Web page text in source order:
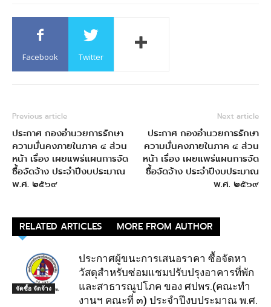
Facebook Twitter
Previous article
ประกาศ กองอํานวยการรักษา
ความมั่นคงภายในภาค ๔ ส่วน
หน้า เรื่อง เผยแพร่แผนการจัด
ซื้อจัดจ้าง ประจําปีงบประมาณ
พ.ศ. ๒๕๖๙
Next article
ประกาศ กองอํานวยการรักษา
ความมั่นคงภายในภาค ๔ ส่วน
หน้า เรื่อง เผยแพร่แผนการจัด
ซื้อจัดจ้าง ประจําปีงบประมาณ
พ.ศ. ๒๕๖๙
RELATED ARTICLES MORE FROM AUTHOR
จัดซื้อ จัดจ้าง
ประกาศผู้ขนะการเสนอราคา ซื้อจัดหา
วัสดุสำหรับซ่อมแชมปรับปรุงอาคารที่พัก
และสาธารณูปโภค ของ ศปพร.(คณะทำ
งานฯ คณะที่ ๓) ประจำปีงบประมาณ พ.ศ.